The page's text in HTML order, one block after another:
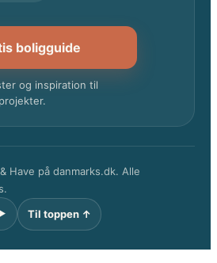
boligguide
og inspiration til
Have på danmarks.dk. Alle
Til toppen ↑